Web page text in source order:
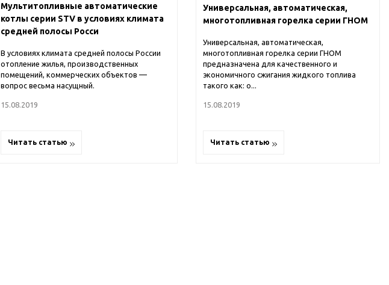
Мультитопливные автоматические
котлы серии STV в условиях климата
средней полосы Росси
В условиях климата средней полосы России
отопление жилья, производственных
помещений, коммерческих объектов —
вопрос весьма насущный.
15.08.2019
Читать статью
Универсальная, автоматическая,
многотопливная горелка серии ГНОМ
Универсальная, автоматическая,
многотопливная горелка серии ГНОМ
предназначена для качественного и
экономичного сжигания жидкого топлива
такого как: о...
15.08.2019
Читать статью